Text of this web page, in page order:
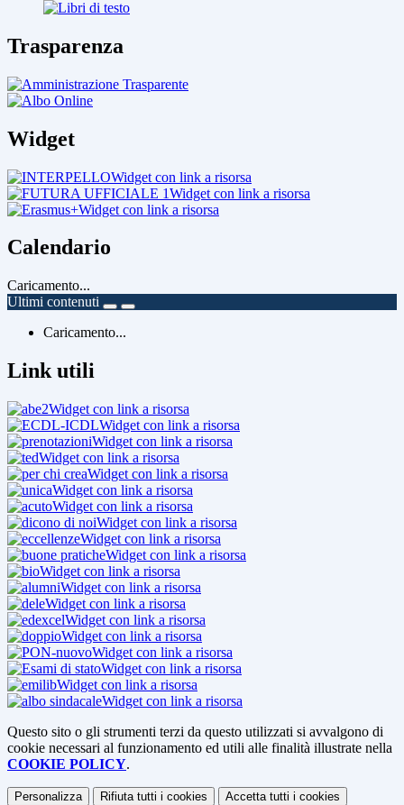
Trasparenza
Widget
Widget con link a risorsa
Widget con link a risorsa
Widget con link a risorsa
Calendario
Caricamento...
Ultimi contenuti
Caricamento...
Link utili
Widget con link a risorsa
Widget con link a risorsa
Widget con link a risorsa
Widget con link a risorsa
Widget con link a risorsa
Widget con link a risorsa
Widget con link a risorsa
Widget con link a risorsa
Widget con link a risorsa
Widget con link a risorsa
Widget con link a risorsa
Widget con link a risorsa
Widget con link a risorsa
Widget con link a risorsa
Widget con link a risorsa
Widget con link a risorsa
Widget con link a risorsa
Widget con link a risorsa
Widget con link a risorsa
Questo sito o gli strumenti terzi da questo utilizzati si avvalgono di
cookie necessari al funzionamento ed utili alle finalità illustrate nella
COOKIE POLICY.
Personalizza Rifiuta tutti i cookies Accetta tutti i cookies